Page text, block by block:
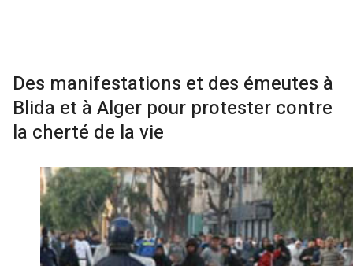
Des manifestations et des émeutes à
Blida et à Alger pour protester contre
la cherté de la vie